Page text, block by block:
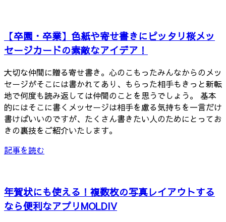
【卒園・卒業】色紙や寄せ書きにピッタリ桜メッ
セージカードの素敵なアイデア！
大切な仲間に贈る寄せ書き。心のこもったみんなからのメッ
セージがそこには書かれてあり、もらった相手もきっと新転
地で何度も読み返しては仲間のことを思うでしょう。 基本
的にはそこに書くメッセージは相手を慮る気持ちを一言だけ
書けばいいのですが、たくさん書きたい人のためにとってお
きの裏技をご紹介いたします。
記事を読む
年賀状にも使える！複数枚の写真レイアウトする
なら便利なアプリMOLDIV